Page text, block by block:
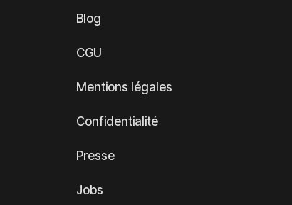
Blog
CGU
Mentions légales
Confidentialité
Presse
Jobs